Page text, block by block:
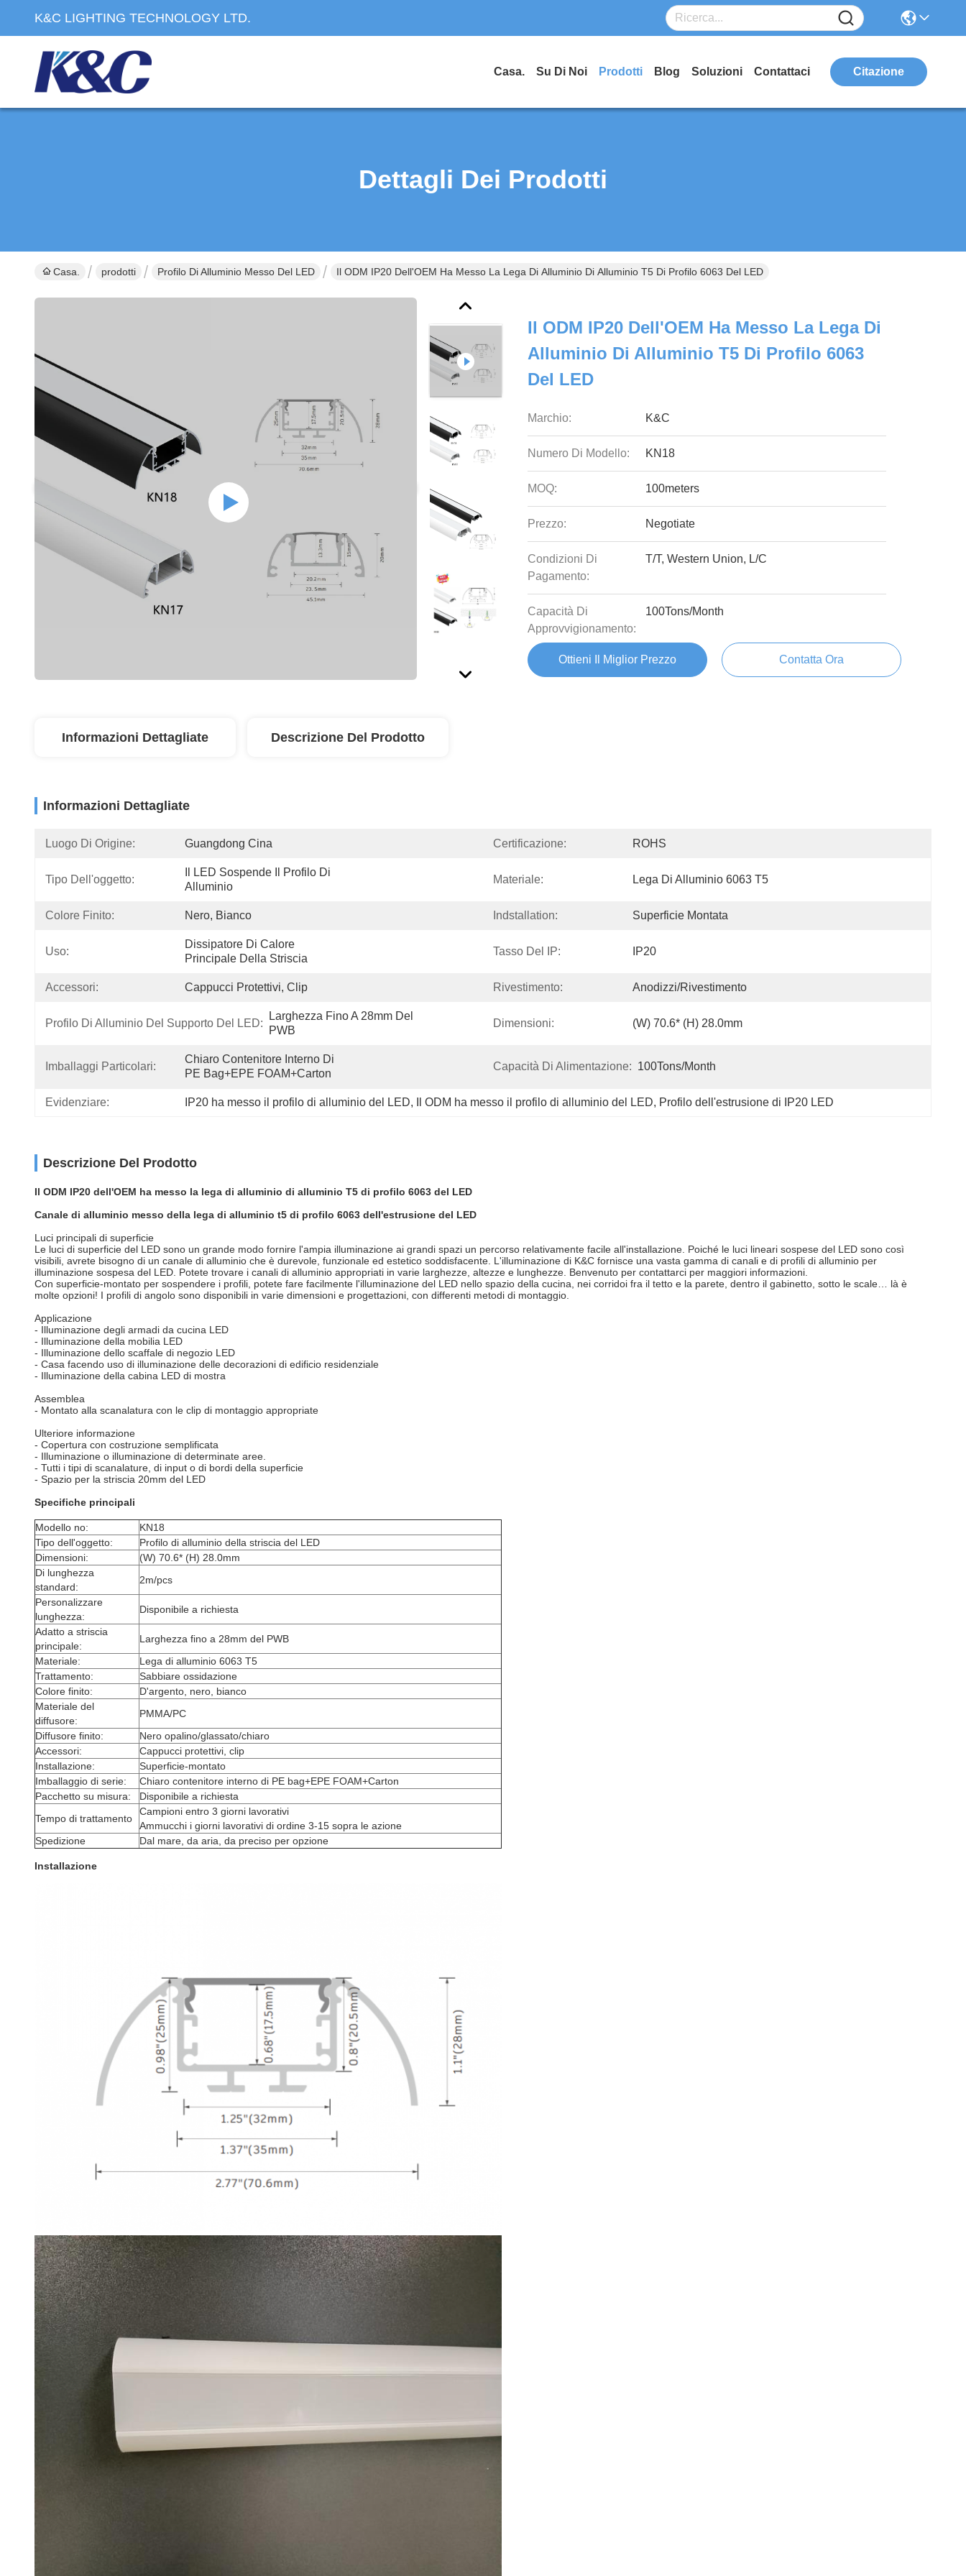
K&C LIGHTING TECHNOLOGY LTD.
Casa. Su Di Noi Prodotti Blog Soluzioni Contattaci Citazione
Dettagli Dei Prodotti
Casa. prodotti Profilo Di Alluminio Messo Del LED Il ODM IP20 Dell'OEM Ha Messo La Lega Di Alluminio Di Alluminio T5 Di Profilo 6063 Del LED
Il ODM IP20 Dell'OEM Ha Messo La Lega Di
Alluminio Di Alluminio T5 Di Profilo 6063
Del LED
Marchio: K&C
Numero Di Modello: KN18
MOQ: 100meters
Prezzo: Negotiate
Condizioni Di
Pagamento:
T/T, Western Union, L/C
Capacità Di
Approvvigionamento:
100Tons/Month
Ottieni Il Miglior Prezzo Contatta Ora
Informazioni Dettagliate Descrizione Del Prodotto
Informazioni Dettagliate
Luogo Di Origine: Guangdong Cina Certificazione: ROHS
Tipo Dell'oggetto:
Il LED Sospende Il Profilo Di
Alluminio
Materiale: Lega Di Alluminio 6063 T5
Colore Finito: Nero, Bianco Indstallation: Superficie Montata
Uso:
Dissipatore Di Calore
Principale Della Striscia
Tasso Del IP: IP20
Accessori: Cappucci Protettivi, Clip Rivestimento: Anodizzi/rivestimento
Profilo Di Alluminio Del Supporto Del LED:
Larghezza Fino A 28mm Del
PWB
Dimensioni: (W) 70.6* (H) 28.0mm
Imballaggi Particolari:
Chiaro Contenitore Interno Di
PE Bag+EPE FOAM+Carton
Capacità Di Alimentazione: 100Tons/Month
Evidenziare: IP20 ha messo il profilo di alluminio del LED, Il ODM ha messo il profilo di alluminio del LED, Profilo dell'estrusione di IP20 LED
Descrizione Del Prodotto
Il ODM IP20 dell'OEM ha messo la lega di alluminio di alluminio T5 di profilo 6063 del LED
Canale di alluminio messo della lega di alluminio t5 di profilo 6063 dell'estrusione del LED
Luci principali di superficie
Le luci di superficie del LED sono un grande modo fornire l'ampia illuminazione ai grandi spazi un percorso relativamente facile all'installazione. Poiché le luci lineari sospese del LED sono così
visibili, avrete bisogno di un canale di alluminio che è durevole, funzionale ed estetico soddisfacente. L'illuminazione di K&C fornisce una vasta gamma di canali e di profili di alluminio per
illuminazione sospesa del LED. Potete trovare i canali di alluminio appropriati in varie larghezze, altezze e lunghezze. Benvenuto per contattarci per maggiori informazioni.
Con superficie-montato per sospendere i profili, potete fare facilmente l'illuminazione del LED nello spazio della cucina, nei corridoi fra il tetto e la parete, dentro il gabinetto, sotto le scale… là è
molte opzioni! I profili di angolo sono disponibili in varie dimensioni e progettazioni, con differenti metodi di montaggio.
Applicazione
- Illuminazione degli armadi da cucina LED
- Illuminazione della mobilia LED
- Illuminazione dello scaffale di negozio LED
- Casa facendo uso di illuminazione delle decorazioni di edificio residenziale
- Illuminazione della cabina LED di mostra
Assemblea
- Montato alla scanalatura con le clip di montaggio appropriate
Ulteriore informazione
- Copertura con costruzione semplificata
- Illuminazione o illuminazione di determinate aree.
- Tutti i tipi di scanalature, di input o di bordi della superficie
- Spazio per la striscia 20mm del LED
Specifiche principali
Modello no:
KN18
Tipo dell'oggetto:
Profilo di alluminio della striscia del LED
Dimensioni:
(W) 70.6* (H) 28.0mm
Di lunghezza
standard:
2m/pcs
Personalizzare
lunghezza:
Disponibile a richiesta
Adatto a striscia
principale:
Larghezza fino a 28mm del PWB
Materiale:
Lega di alluminio 6063 T5
Trattamento:
Sabbiare ossidazione
Colore finito:
D'argento, nero, bianco
Materiale del
diffusore:
PMMA/PC
Diffusore finito:
Nero opalino/glassato/chiaro
Accessori:
Cappucci protettivi, clip
Installazione:
Superficie-montato
Imballaggio di serie:
Chiaro contenitore interno di PE bag+EPE FOAM+Carton
Pacchetto su misura:
Disponibile a richiesta
Tempo di trattamento
Campioni entro 3 giorni lavorativi
Ammucchi i giorni lavorativi di ordine 3-15 sopra le azione
Spedizione
Dal mare, da aria, da preciso per opzione
Installazione